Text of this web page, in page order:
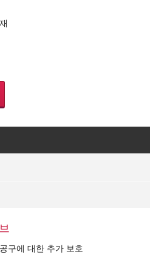
구에 대한 추가 보호